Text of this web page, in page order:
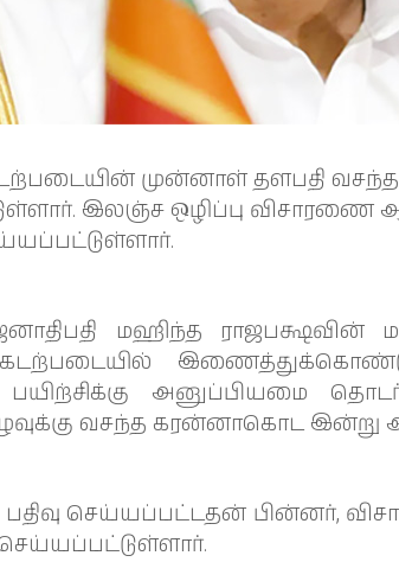
முன்னாள் தளபதி
இலஞ்ச ஒழிப்பு
மஹிந்த
இணைத்துக்கொண்டு
அனுப்பியமை
வசந்த கரன்னாகொட இன்று
பதிவு செய்யப்பட்டதன் பின்னர்,